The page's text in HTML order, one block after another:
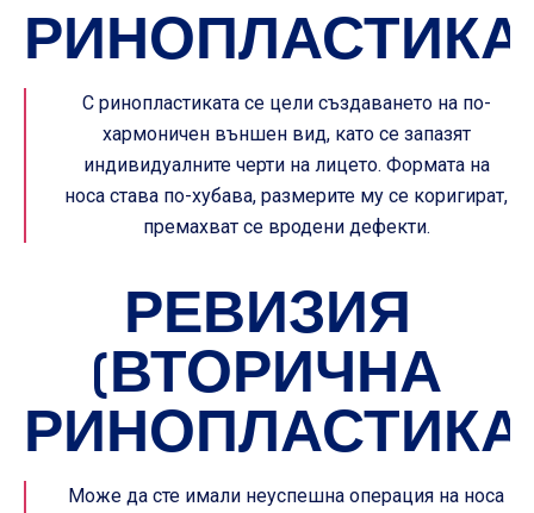
РИНОПЛАСТИКА
С ринопластиката се цели създаването на по-
хармоничен външен вид, като се запазят
индивидуалните черти на лицето. Формата на
носа става по-хубава, размерите му се коригират,
премахват се вродени дефекти.
РЕВИЗИЯ
(ВТОРИЧНА
Може да сте имали неуспешна операция на носа